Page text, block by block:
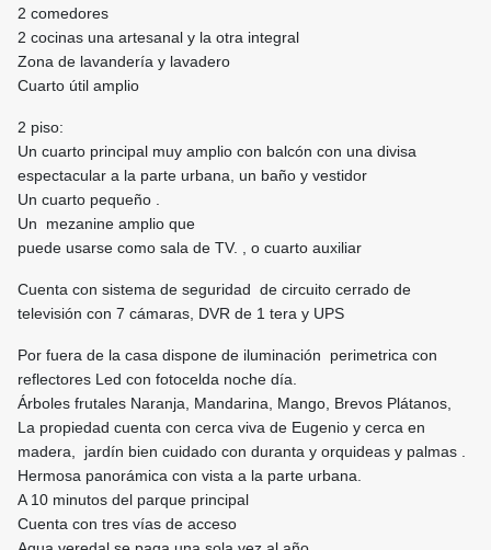
2 comedores
2 cocinas una artesanal y la otra integral
Zona de lavandería y lavadero
Cuarto útil amplio
2 piso:
Un cuarto principal muy amplio con balcón con una divisa
espectacular a la parte urbana, un baño y vestidor
Un cuarto pequeño .
Un mezanine amplio que
puede usarse como sala de TV. , o cuarto auxiliar
Cuenta con sistema de seguridad de circuito cerrado de
televisión con 7 cámaras, DVR de 1 tera y UPS
Por fuera de la casa dispone de iluminación perimetrica con
reflectores Led con fotocelda noche día.
Árboles frutales Naranja, Mandarina, Mango, Brevos Plátanos,
La propiedad cuenta con cerca viva de Eugenio y cerca en
madera, jardín bien cuidado con duranta y orquideas y palmas .
Hermosa panorámica con vista a la parte urbana.
A 10 minutos del parque principal
Cuenta con tres vías de acceso